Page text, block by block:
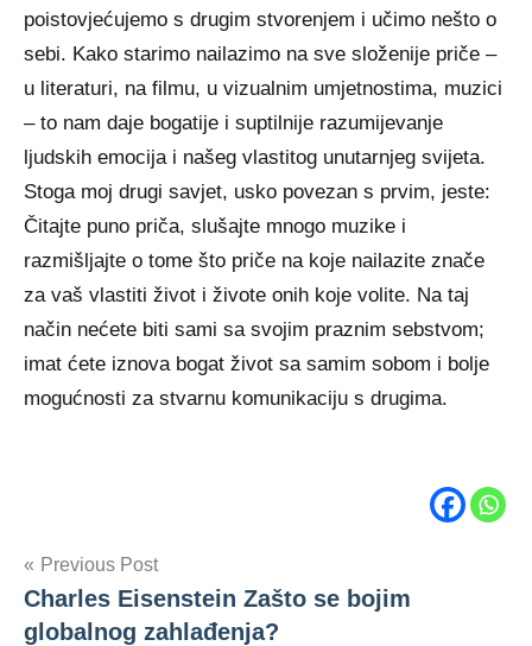
poistovjećujemo s drugim stvorenjem i učimo nešto o
sebi. Kako starimo nailazimo na sve složenije priče –
u literaturi, na filmu, u vizualnim umjetnostima, muzici
– to nam daje bogatije i suptilnije razumijevanje
ljudskih emocija i našeg vlastitog unutarnjeg svijeta.
Stoga moj drugi savjet, usko povezan s prvim, jeste:
Čitajte puno priča, slušajte mnogo muzike i
razmišljajte o tome što priče na koje nailazite znače
za vaš vlastiti život i živote onih koje volite. Na taj
način nećete biti sami sa svojim praznim sebstvom;
imat ćete iznova bogat život sa samim sobom i bolje
mogućnosti za stvarnu komunikaciju s drugima.
TagsAdvice
Martha
Nussbaum
Post
navigation
Previous Post
Charles Eisenstein Zašto se bojim
globalnog zahlađenja?